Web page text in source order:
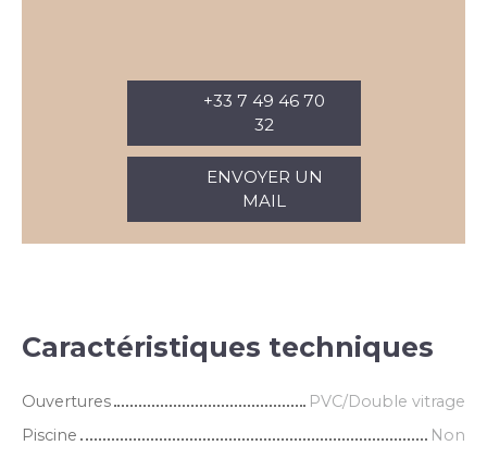
+33 7 49 46 70
32
ENVOYER UN
MAIL
Caractéristiques techniques
Ouvertures
PVC/Double vitrage
Piscine
Non